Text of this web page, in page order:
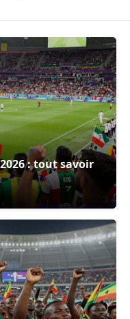
: tout savoir